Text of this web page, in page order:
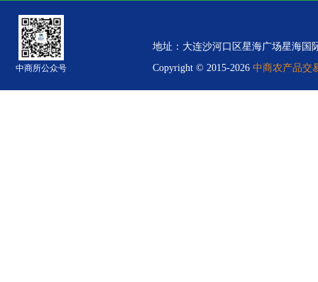
中商所公众号
地址：大连沙河口区星海广场星海国
Copyright © 2015-2026 中商农产品交